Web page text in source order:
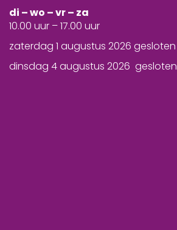
di – wo – vr – za
10.00 uur – 17.00 uur
zaterdag 1 augustus 2026 gesloten
dinsdag 4 augustus 2026 gesloten